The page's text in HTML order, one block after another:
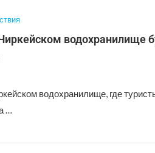
водохранилище
водохранилище, где
…